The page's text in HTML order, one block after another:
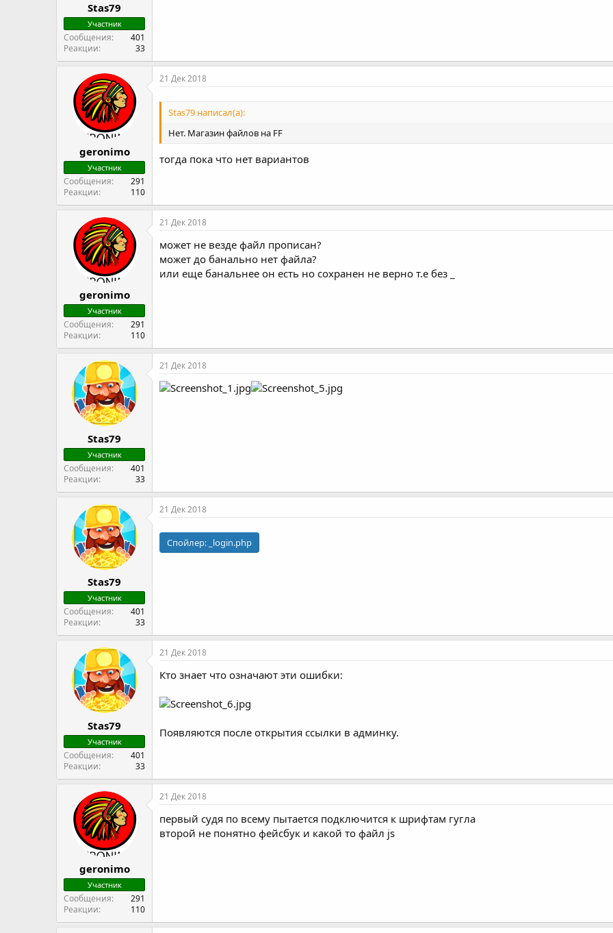
Stas79
Участник
Сообщения
401
Реакции
33
geronimo
Участник
Сообщения
291
Реакции
110
21 Дек 2018
Stas79 написал(а):
Нет. Магазин файлов на FF
тогда пока что нет вариантов
geronimo
Участник
Сообщения
291
Реакции
110
21 Дек 2018
может не везде файл прописан?
может до банально нет файла?
или еще банальнее он есть но сохранен не верно т.е без _
Stas79
Участник
Сообщения
401
Реакции
33
21 Дек 2018
Stas79
Участник
Сообщения
401
Реакции
33
21 Дек 2018
Спойлер: _login.php
Stas79
Участник
Сообщения
401
Реакции
33
21 Дек 2018
Кто знает что означают эти ошибки:
Появляются после открытия ссылки в админку.
geronimo
Участник
Сообщения
291
Реакции
110
21 Дек 2018
первый судя по всему пытается подключится к шрифтам гугла
второй не понятно фейсбук и какой то файл js